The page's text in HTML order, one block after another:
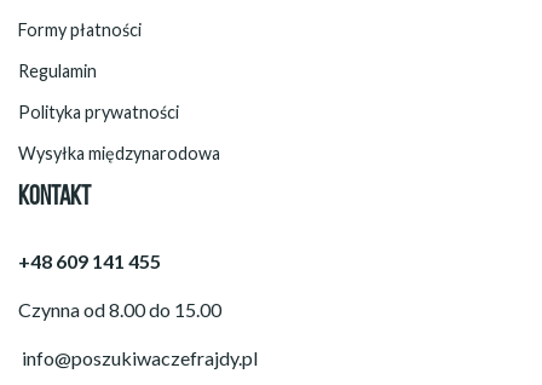
Formy płatności
Regulamin
Polityka prywatności
Wysyłka międzynarodowa
KONTAKT
+48 609 141 455
Czynna od 8.00 do 15.00
info@poszukiwaczefrajdy.pl